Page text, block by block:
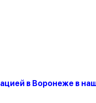
в Воронеже в